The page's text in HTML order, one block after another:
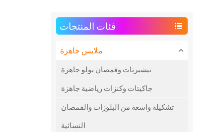
فئات المنتجات
ملابس جاهزة
تيشيرتات وقمصان بولو جاهزة
جاكيتات وكنزات رياضية جاهزة
تشكيلة واسعة من البلوزات والقمصان
النسائية